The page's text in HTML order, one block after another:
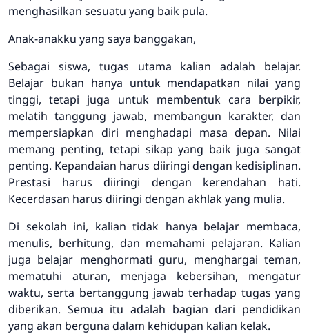
menghasilkan sesuatu yang baik pula.
Anak-anakku yang saya banggakan,
Sebagai siswa, tugas utama kalian adalah belajar.
Belajar bukan hanya untuk mendapatkan nilai yang
tinggi, tetapi juga untuk membentuk cara berpikir,
melatih tanggung jawab, membangun karakter, dan
mempersiapkan diri menghadapi masa depan. Nilai
memang penting, tetapi sikap yang baik juga sangat
penting. Kepandaian harus diiringi dengan kedisiplinan.
Prestasi harus diiringi dengan kerendahan hati.
Kecerdasan harus diiringi dengan akhlak yang mulia.
Di sekolah ini, kalian tidak hanya belajar membaca,
menulis, berhitung, dan memahami pelajaran. Kalian
juga belajar menghormati guru, menghargai teman,
mematuhi aturan, menjaga kebersihan, mengatur
waktu, serta bertanggung jawab terhadap tugas yang
diberikan. Semua itu adalah bagian dari pendidikan
yang akan berguna dalam kehidupan kalian kelak.